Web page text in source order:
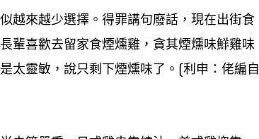
越來越少選擇。得罪講句廢話 ， 現在出街食
輩喜歡去留家食煙燻雞 ， 貪其煙燻味鮮雞味
太靈敏 ， 說只剩下煙燻味了。 (利申 ： 佬編自